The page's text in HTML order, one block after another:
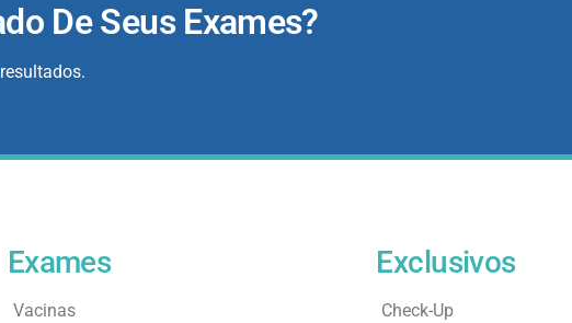
De Seus Exames?
Exames
Vacinas
Exclusivos
Check-Up